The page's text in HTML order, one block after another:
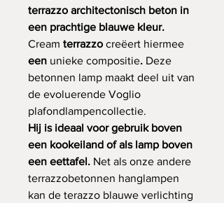
terrazzo architectonisch beton in
een prachtige blauwe kleur.
Cream terrazzo creëert hiermee
een unieke compositie. Deze
betonnen lamp maakt deel uit van
de evoluerende Voglio
plafondlampencollectie.
Hij is ideaal voor gebruik boven
een kookeiland of als lamp boven
een eettafel. Net als onze andere
terrazzobetonnen hanglampen
kan de terazzo blauwe verlichting